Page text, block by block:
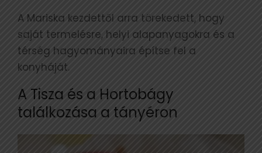
A Mariska kezdettől arra törekedett, hogy
saját termelésre, helyi alapanyagokra és a
térség hagyományaira építse fel a
konyháját.
A Tisza és a Hortobágy
találkozása a tányéron